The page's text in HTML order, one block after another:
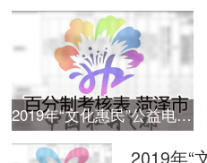
2019年“文化惠民”公益电影放映活动单次放映平台监管百分制考核表 菏泽